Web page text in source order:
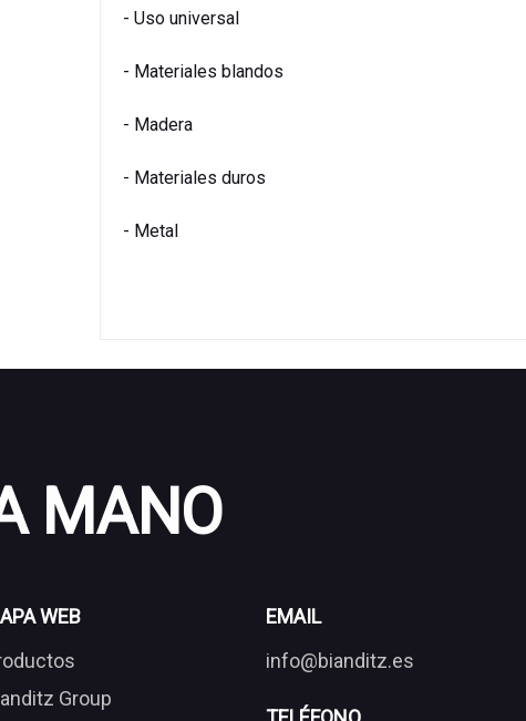
- Uso universal
- Materiales blandos
- Madera
- Materiales duros
- Metal
MANO
WEB
Group
EMAIL
info@bianditz.es